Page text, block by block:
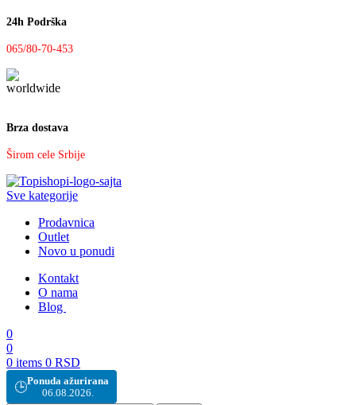
24h Podrška
065/80-70-453
Brza dostava
Širom cele Srbije
Sve kategorije
Prodavnica
Outlet
Novo u ponudi
Kontakt
O nama
Blog
0
0
0 items 0 RSD
🕒Ponuda ažurirana
06.08.2026.